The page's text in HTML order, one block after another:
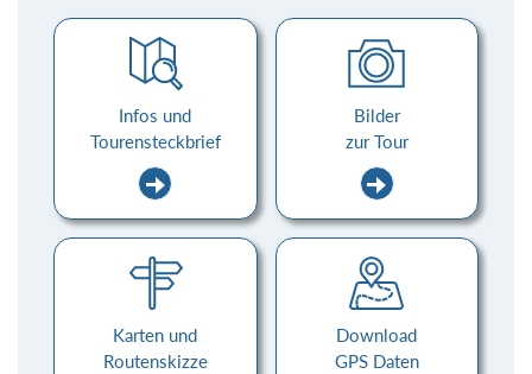
Infos und
Tourensteckbrief
Bilder
zur Tour
Karten und
Routenskizze
Download
GPS Daten